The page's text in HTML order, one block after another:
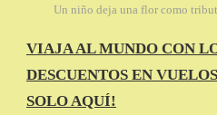
Un niño deja una flor como
VIAJA AL MUNDO CON
DESCUENTOS EN
SOLO AQUÍ!